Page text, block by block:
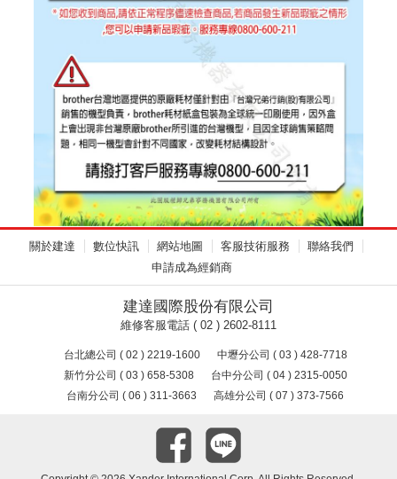
關於建達 數位快訊 網站地圖 客服技術服務
聯絡我們
申請成為經銷商
建達國際股份有限公司
維修客服電話 ( 02 ) 2602-8111
台北總公司 ( 02 ) 2219-1600
中壢分公司 ( 03 ) 428-7718
新竹分公司 ( 03 ) 658-5308
台中分公司 ( 04 ) 2315-0050
台南分公司 ( 06 ) 311-3663
高雄分公司 ( 07 ) 373-7566